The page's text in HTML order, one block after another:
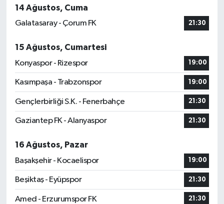
14 Ağustos, Cuma
Galatasaray - Çorum FK
21:30
15 Ağustos, Cumartesi
Konyaspor - Rizespor
19:00
Kasımpaşa - Trabzonspor 19:00
Gençlerbirliği S.K. - Fenerbahçe 21:30
Gaziantep FK - Alanyaspor 21:30
16 Ağustos, Pazar
Başakşehir - Kocaelispor
19:00
Beşiktaş - Eyüpspor 21:30
Amed - Erzurumspor FK 21:30